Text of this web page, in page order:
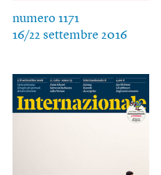
numero 1171
16/22 settembre 2016